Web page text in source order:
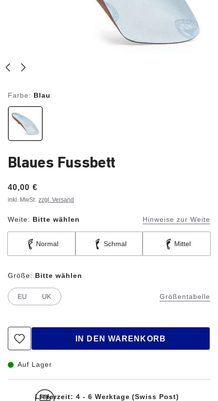
Farbe: Blau
Blaues Fussbett
Price:
40,00 €
inkl. MwSt. zzgl. Versand
Weite: Bitte wählen Hinweise zur Weite
Normal Schmal Mittel
Größentabelle
Größe: Bitte wählen
EU UK
IN DEN WARENKORB
Auf Lager
Lieferzeit: 4 - 6 Werktage (Swiss Post)